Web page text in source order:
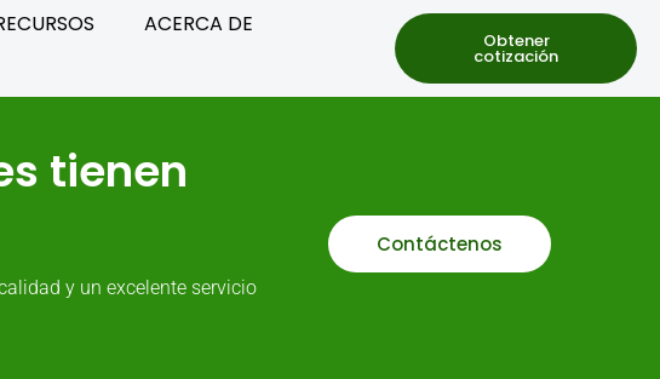
ACERCA DE
Obtener
cotización
tienen
y un excelente servicio
Contáctenos